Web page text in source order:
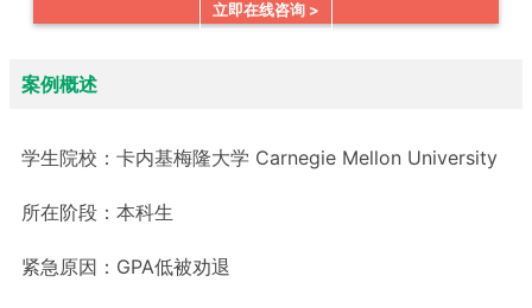
立即在线咨询 >
案例概述
学生院校： 卡内基梅隆大学 Carnegie Mellon University
所在阶段： 本科生
紧急原因： GPA低被劝退